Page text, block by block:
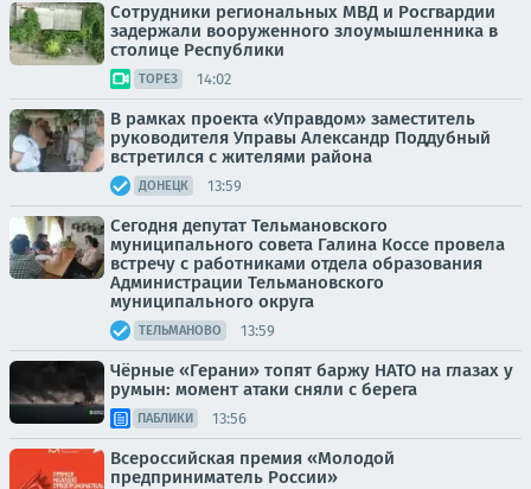
Сотрудники региональных МВД и Росгвардии
задержали вооруженного злоумышленника в
столице Республики
ТОРЕЗ 14:02
В рамках проекта «Управдом» заместитель
руководителя Управы Александр Поддубный
встретился с жителями района
ДОНЕЦК 13:59
Сегодня депутат Тельмановского
муниципального совета Галина Коссе провела
встречу с работниками отдела образования
Администрации Тельмановского
муниципального округа
ТЕЛЬМАНОВО 13:59
Чёрные «Герани» топят баржу НАТО на глазах у
румын: момент атаки сняли с берега
ПАБЛИКИ 13:56
Всероссийская премия «Молодой
предприниматель России»